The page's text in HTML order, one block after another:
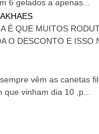
6 gelados a apenas...
É QUE MUITOS
O DESCONTO E ISSO
vêm as canetas
que vinham dia 10 ,p...